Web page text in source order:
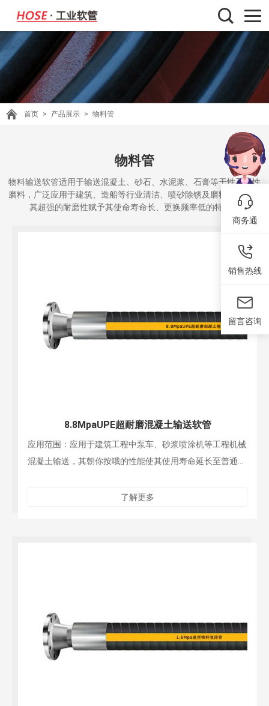
首页 > 产品展示 > 物料管
物料管
物料输送软管适用于输送混凝土、砂石、水泥浆、石膏等干性及湿性
磨料，广泛应用于建筑、造船等行业清洁、喷砂除锈及磨料输送等。
其超强的耐磨性赋予其使命寿命长、更换频率低的特点。
8.8MpaUPE超耐磨混凝土输送软管
应用范围：应用于建筑工程中泵车、砂浆喷涂机等工程机械
混凝土输送，其朝你按哦的性能使其使用寿命延长至普通混
了解更多
商务通
销售热线
留言咨询